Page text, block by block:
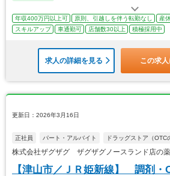
年収400万円以上可 原則、引越しを伴う転勤なし
産
スキルアップ
車通勤可 店舗数30以上 積極採用中
求人の詳細を見る この求
更新日：2026年3月16日
正社員 パート・アルバイト ドラッグストア（OTC
株式会社ザグザグ ザグザグノースランド店の
【津山市／ＪＲ姫新線】 調剤・